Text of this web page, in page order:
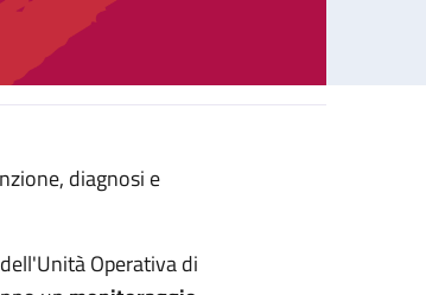
contro l’Ipertensione Arteriosa
diagnosi e
Operativa di